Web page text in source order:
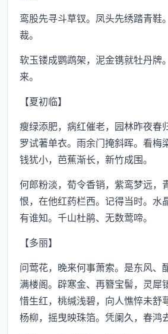
鸾股先寻斗草钗。凤头先绣踏青鞋
裁。
软玉镂成鹦鹉架，泥金镌就牡丹牌
来。
【夏初临】
瘦绿添肥，病红催老，园林昨夜春
罗试著单衣。雨余门掩斜晖。看梅
钱犹小，芭蕉渐长，新竹成围。
何郎粉淡，荀令香销，紫鸾梦远，
恨，在他红药栏西。记得当时。水
有谁知。千山杜鹃、无数莺啼。
【多丽】
问莺花，晚来何事萧索。是东风、
满楼阁。辟寒金、再簪宝髻，灵犀
惜生红，桃缄浅碧，向人憔悴未舒
杨柳，摇曳映珠箔。凭阑久，春鸿